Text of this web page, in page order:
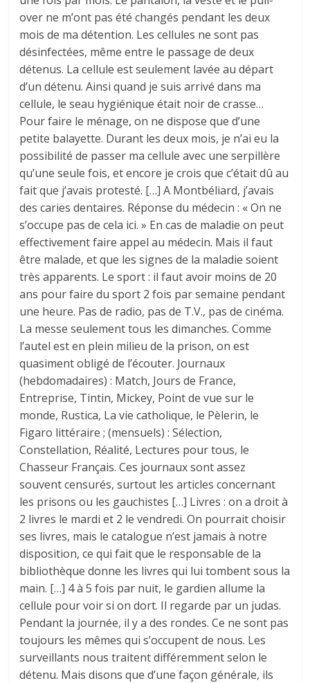
over ne m’ont pas été changés pendant les deux
mois de ma détention. Les cellules ne sont pas
désinfectées, même entre le passage de deux
détenus. La cellule est seulement lavée au départ
d’un détenu. Ainsi quand je suis arrivé dans ma
cellule, le seau hygiénique était noir de crasse…
Pour faire le ménage, on ne dispose que d’une
petite balayette. Durant les deux mois, je n’ai eu la
possibilité de passer ma cellule avec une serpillère
qu’une seule fois, et encore je crois que c’était dû au
fait que j’avais protesté. […] A Montbéliard, j’avais
des caries dentaires. Réponse du médecin : « On ne
s’occupe pas de cela ici. » En cas de maladie on peut
effectivement faire appel au médecin. Mais il faut
être malade, et que les signes de la maladie soient
très apparents. Le sport : il faut avoir moins de 20
ans pour faire du sport 2 fois par semaine pendant
une heure. Pas de radio, pas de T.V., pas de cinéma.
La messe seulement tous les dimanches. Comme
l’autel est en plein milieu de la prison, on est
quasiment obligé de l’écouter. Journaux
(hebdomadaires) : Match, Jours de France,
Entreprise, Tintin, Mickey, Point de vue sur le
monde, Rustica, La vie catholique, le Pèlerin, le
Figaro littéraire ; (mensuels) : Sélec­tion,
Constellation, Réalité, Lectures pour tous, le
Chasseur Français. Ces journaux sont assez
souvent censurés, sur­tout les articles concernant
les prisons ou les gauchistes […] Livres : on a droit à
2 livres le mardi et 2 le vendredi. On pourrait choisir
ses livres, mais le catalogue n’est jamais à notre
disposition, ce qui fait que le responsable de la
bibliothèque donne les livres qui lui tombent sous la
main. […] 4 à 5 fois par nuit, le gardien allume la
cellule pour voir si on dort. Il regarde par un judas.
Pendant la journée, il y a des rondes. Ce ne sont pas
toujours les mêmes qui s’occu­pent de nous. Les
surveillants nous traitent différemment selon le
détenu. Mais disons que d’une façon générale, ils